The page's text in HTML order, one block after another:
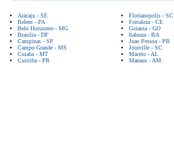
Aracaju - SE
Belem - PA
Belo Horizonte - MG
Brasilia - DF
Campinas - SP
Campo Grande - MS
Cuiaba - MT
Curitiba - PR
Florianopolis - SC
Fortaleza - CE
Goiania - GO
Itabuna - BA
Joao Pessoa - PB
Joinville - SC
Maceio - AL
Manaus - AM